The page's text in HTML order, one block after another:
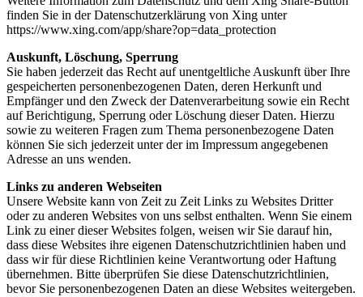
finden Sie in der Datenschutzerklärung von Xing unter
https://www.xing.com/app/share?op=data_protection
Auskunft, Löschung, Sperrung
Sie haben jederzeit das Recht auf unentgeltliche Auskunft über Ihre
gespeicherten personenbezogenen Daten, deren Herkunft und
Empfänger und den Zweck der Datenverarbeitung sowie ein Recht
auf Berichtigung, Sperrung oder Löschung dieser Daten. Hierzu
sowie zu weiteren Fragen zum Thema personenbezogene Daten
können Sie sich jederzeit unter der im Impressum angegebenen
Adresse an uns wenden.
Links zu anderen Webseiten
Unsere Website kann von Zeit zu Zeit Links zu Websites Dritter
oder zu anderen Websites von uns selbst enthalten. Wenn Sie einem
Link zu einer dieser Websites folgen, weisen wir Sie darauf hin,
dass diese Websites ihre eigenen Datenschutzrichtlinien haben und
dass wir für diese Richtlinien keine Verantwortung oder Haftung
übernehmen. Bitte überprüfen Sie diese Datenschutzrichtlinien,
bevor Sie personenbezogenen Daten an diese Websites weitergeben.